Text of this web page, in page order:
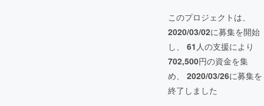
このプロジェクトは、
2020/03/02に募集を開始
し、 61 人の支援により
702,500円の資金を集
め、 2020/03/26に募集を
終了しました